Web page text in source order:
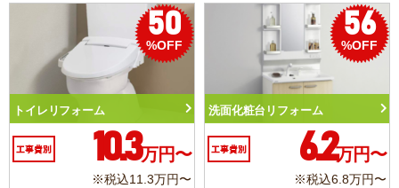
50
%OFF
トイレリフォーム
工事費別 10.3万円〜
※税込11.3万円〜
56
%OFF
洗面化粧台リフォーム
工事費別 6.2万円〜
※税込6.8万円〜